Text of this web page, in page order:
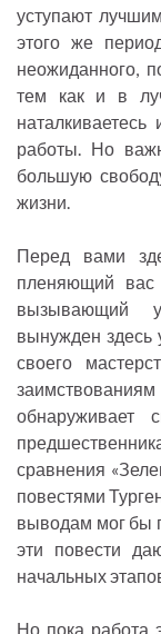
уступают
этого же
неожиданного,
тем как и в
работы. Но
большую
жизни.
Перед вами
пленяющий вас
вызывающий
вынужден здесь
своего
сравнения
повестями
выводам мог бы
эти повести
начальных
Но пока работа